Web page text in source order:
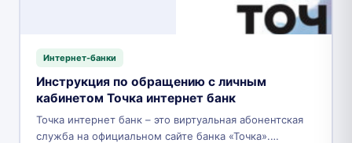
Интернет-банки
Инструкция по обращению с личным
кабинетом Точка интернет банк
Точка интернет банк – это виртуальная абонентская
служба на официальном сайте банка «Точка».